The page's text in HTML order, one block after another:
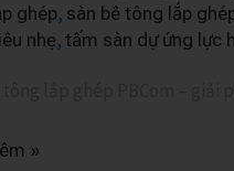
ghép, sàn bê tông lắp
nhẹ, tấm sàn dự ứng lực
»